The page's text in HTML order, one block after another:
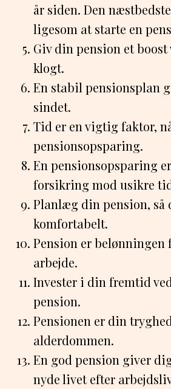
år siden. Den
ligesom at starte en
Giv din pension et boost
klogt.
En stabil pensionsplan
sindet.
Tid er en vigtig faktor,
pensionsopsparing.
En pensionsopsparing
forsikring mod usikre
Planlæg din pension, så
komfortabelt.
Pension er belønningen
arbejde.
Invester i din fremtid
pension.
Pensionen er din
alderdommen.
En god pension giver
nyde livet efter